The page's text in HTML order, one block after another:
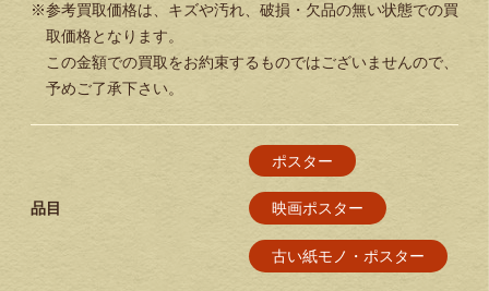
※参考買取価格は、キズや汚れ、破損・欠品の無い状態での買
取価格となります。
この金額での買取をお約束するものではございませんので、
予めご了承下さい。
品目
ポスター
映画ポスター
古い紙モノ・ポスター